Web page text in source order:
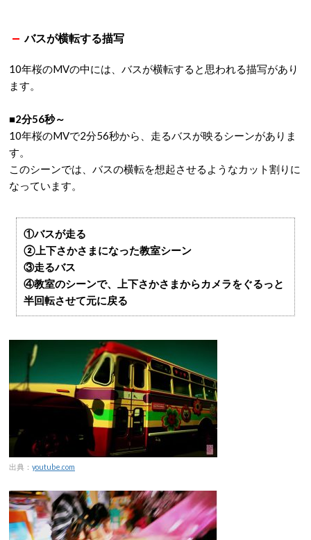
バスが横転する描写
10年桜のMVの中には、バスが横転すると思われる描写があり
ます。
■2分56秒～
10年桜のMVで2分56秒から、走るバスが映るシーンがありま
す。
このシーンでは、バスの横転を想起させるようなカット割りに
なっています。
①バスが走る
②上下さかさまになった教室シーン
③走るバス
④教室のシーンで、上下さかさまからカメラをぐるっと
半回転させて元に戻る
出典： youtube.com